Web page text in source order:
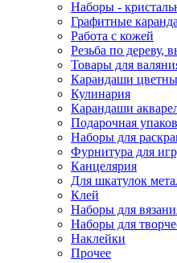
Наборы -
Графитные
Работа с кожей
Резьба по дереву,
Товары для
Карандаши
Кулинария
Карандаши
Подарочная
Наборы для
Фурнитура для
Канцелярия
Для шкатулок
Клей
Наборы для
Наборы для
Наклейки
Прочее